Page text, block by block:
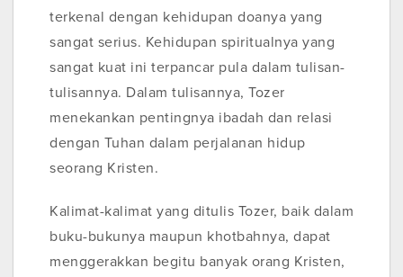
terkenal dengan kehidupan doanya yang
sangat serius. Kehidupan spiritualnya yang
sangat kuat ini terpancar pula dalam tulisan-
tulisannya. Dalam tulisannya, Tozer
menekankan pentingnya ibadah dan relasi
dengan Tuhan dalam perjalanan hidup
seorang Kristen.
Kalimat-kalimat yang ditulis Tozer, baik dalam
buku-bukunya maupun khotbahnya, dapat
menggerakkan begitu banyak orang Kristen,